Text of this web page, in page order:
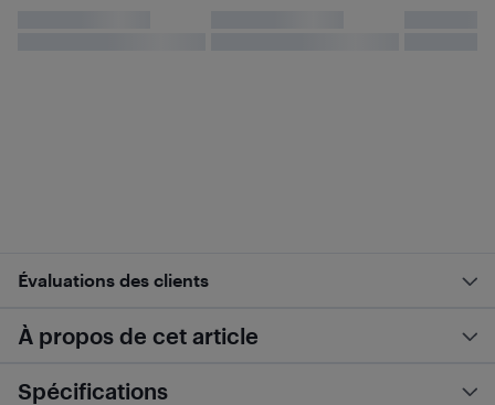
Évaluations des clients
À propos de cet article
Spécifications